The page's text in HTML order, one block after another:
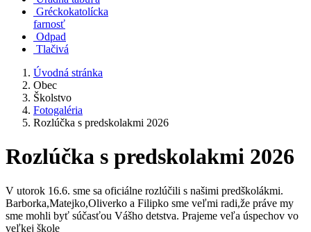
Gréckokatolícka
farnosť
Odpad
Tlačivá
Úvodná stránka
Obec
Školstvo
Fotogaléria
Rozlúčka s predskolakmi 2026
Rozlúčka s predskolakmi 2026
V utorok 16.6. sme sa oficiálne rozlúčili s našimi predškolákmi.
Barborka,Matejko,Oliverko a Filipko sme veľmi radi,že práve my
sme mohli byť súčasťou Vášho detstva. Prajeme veľa úspechov vo
veľkej škole